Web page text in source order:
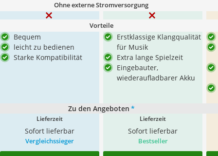
Ohne externe Stromversorgung
Vorteile
Bequem
leicht zu bedienen
Starke Kompatibilität
Erstklassige Klangqualität
für Musik
Extra lange Spielzeit
Eingebauter,
wiederaufladbarer Akku
Zu den Angeboten *
Lieferzeit
Sofort lieferbar
Lieferzeit
Sofort lieferbar
Vergleichssieger Bestseller